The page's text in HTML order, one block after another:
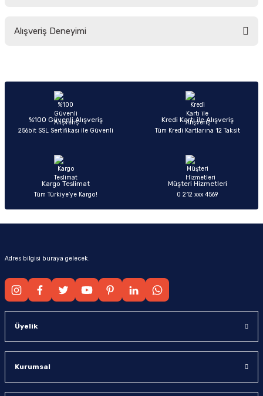
yetersiz gördüğünüz noktaları öneri formunu kullanarak tarafımıza
Ürün açıklamasında eksik bilgiler bulunuyor.
Ürün bilgilerinde hatalar bulunuyor.
Ürün fiyatı diğer sitelerden daha pahalı.
Alışveriş Deneyimi
Sitemize ilk yorumu siz yapın!
%100 Güvenli Alışveriş
256bit SSL Sertifikası ile Güvenli
Kredi Kartı ile Alışveriş
Tüm Kredi Kartlarına 12 Taksit
Kargo Teslimat
Tüm Türkiye’ye Kargo!
Müşteri Hizmetleri
0 212 xxx 4569
Adres bilgisi buraya gelecek.
Üyelik
Kurumsal